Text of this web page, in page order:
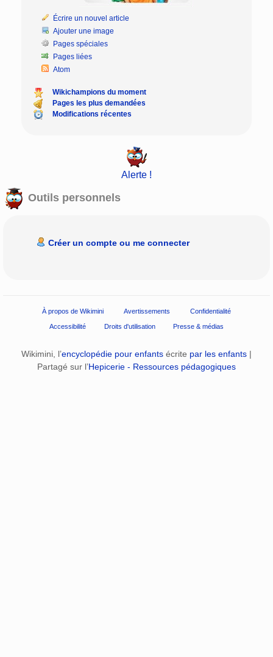
Écrire un nouvel article
Ajouter une image
Pages spéciales
Pages liées
Atom
Wikichampions du moment
Pages les plus demandées
Modifications récentes
Alerte !
Outils personnels
Créer un compte ou me connecter
À propos de Wikimini Avertissements Confidentialité
Accessibilité Droits d'utilisation Presse & médias
Wikimini, l’encyclopédie pour enfants écrite par les enfants |
Partagé sur l’Hepicerie - Ressources pédagogiques